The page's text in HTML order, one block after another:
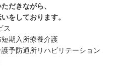
だきながら、
をしております。
ス
短期入所療養介護
予防通所リハビリテーション